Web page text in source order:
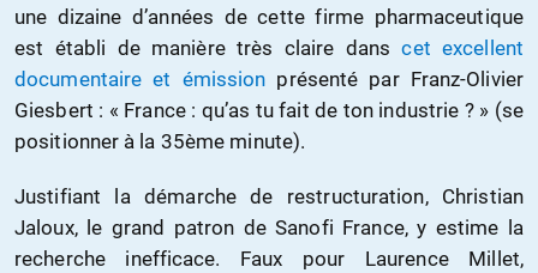
une dizaine d’années de cette firme pharmaceutique
est établi de manière très claire danscet excellent
documentaire et émission présenté par Franz-Olivier
Giesbert : « France : qu’as tu fait de ton industrie ? » (se
positionner à la 35ème minute).
Justifiant la démarche de restructuration, Christian
Jaloux, le grand patron de Sanofi France, y estime la
recherche inefficace. Faux pour Laurence Millet,